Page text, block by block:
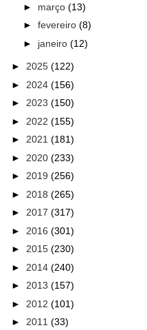
► março (13)
► fevereiro (8)
► janeiro (12)
► 2025 (122)
► 2024 (156)
► 2023 (150)
► 2022 (155)
► 2021 (181)
► 2020 (233)
► 2019 (256)
► 2018 (265)
► 2017 (317)
► 2016 (301)
► 2015 (230)
► 2014 (240)
► 2013 (157)
► 2012 (101)
► 2011 (33)